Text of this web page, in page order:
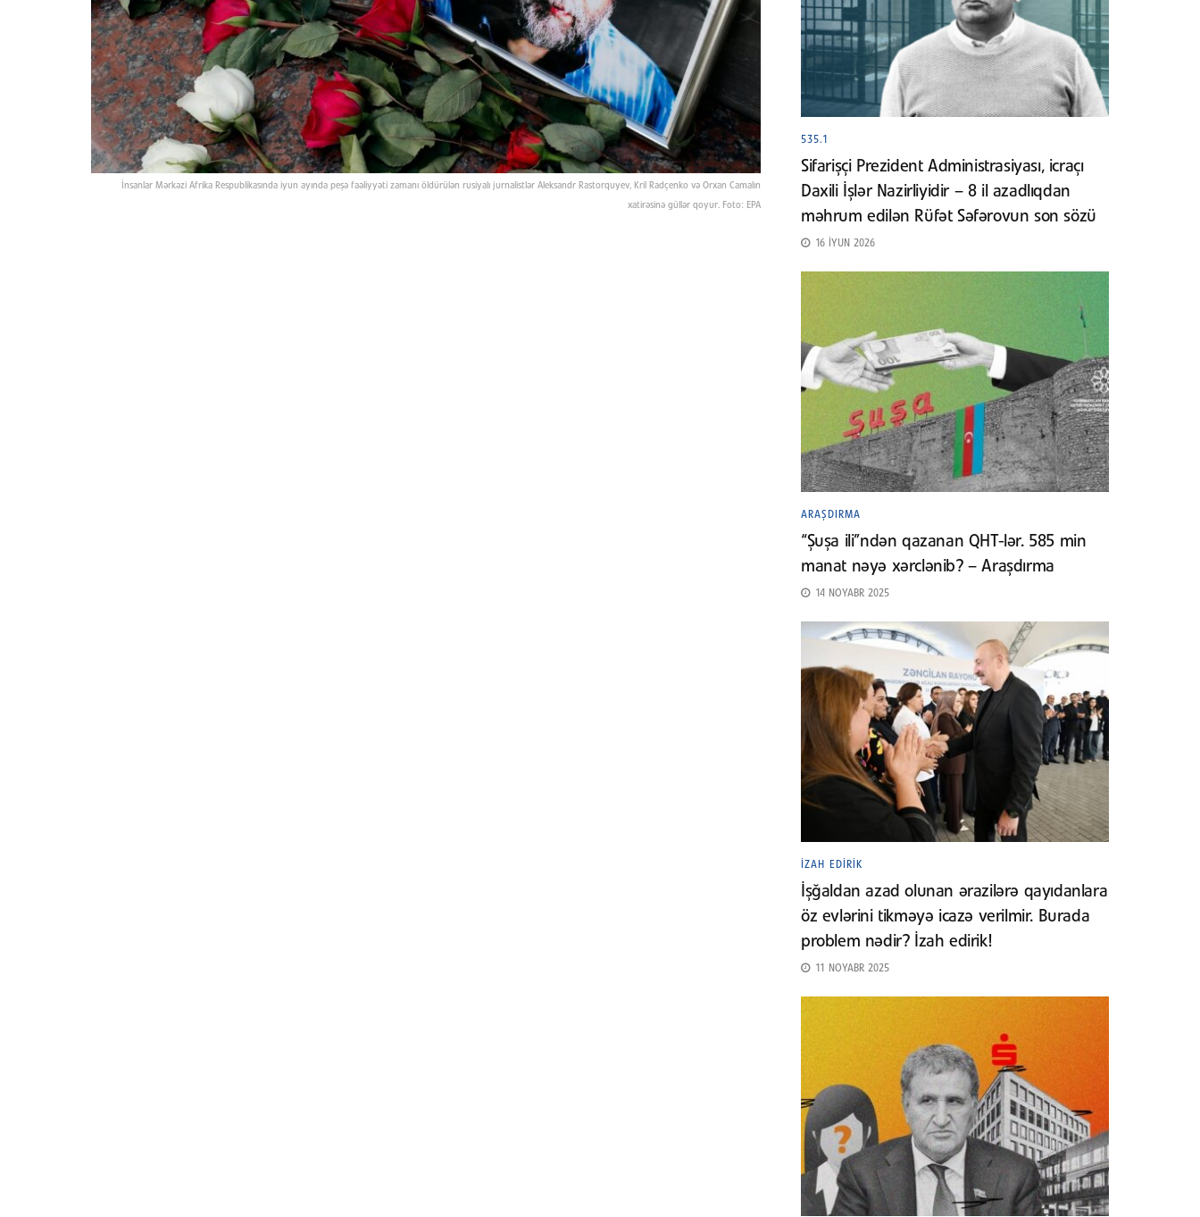
İnsanlar Mərkəzi Afrika Respublikasında iyun ayında peşə faəliyyəti zamanı öldürülən rusiyalı jurnalistlər Aleksandr Rastorquyev, Kril Radçenko və Orxan Camalın
xatirəsinə güllər qoyur. Foto: EPA
535.1
Sifarişçi Prezident Administrasiyası, icraçı
Daxili İşlər Nazirliyidir – 8 il azadlıqdan
məhrum edilən Rüfət Səfərovun son sözü
16 İYUN 2026
ARAŞDIRMA
“Şuşa ili”ndən qazanan QHT-lər. 585 min
manat nəyə xərclənib? – Araşdırma
14 NOYABR 2025
İZAH EDIRIK
İşğaldan azad olunan ərazilərə qayıdanlara
öz evlərini tikməyə icazə verilmir. Burada
problem nədir? İzah edirik!
11 NOYABR 2025